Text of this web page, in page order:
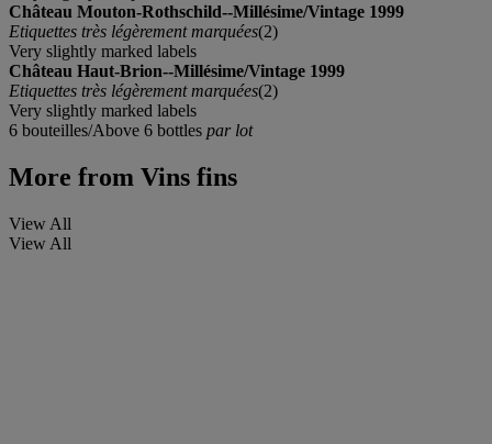
Château Mouton-Rothschild--Millésime/Vintage 1999
Etiquettes très légèrement marquées(2)
Very slightly marked labels
Château Haut-Brion--Millésime/Vintage 1999
Etiquettes très légèrement marquées(2)
Very slightly marked labels
6 bouteilles/Above 6 bottles par lot
More from Vins fins
View All
View All